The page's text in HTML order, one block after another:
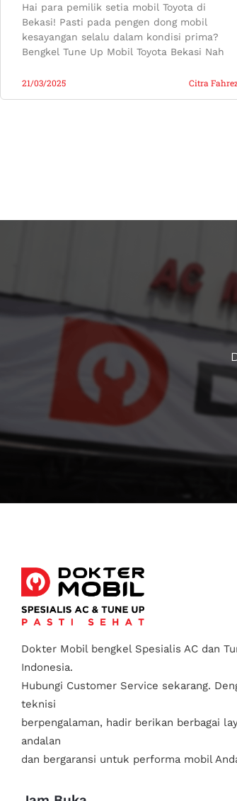
Hai para pemilik setia mobil Toyota di
Bekasi! Pasti pada pengen dong mobil
kesayangan selalu dalam kondisi prima?
Bengkel Tune Up Mobil Toyota Bekasi Nah
Citra
21/03/2025
Dokter Mobil bengkel Spesialis AC dan
Indonesia.
Hubungi Customer Service sekarang.
teknisi
berpengalaman, hadir berikan berbagai
andalan
dan bergaransi untuk performa mobil